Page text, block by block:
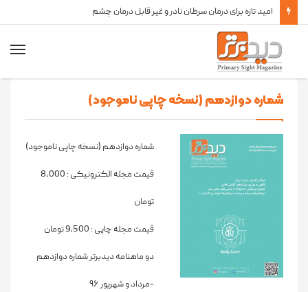
امید تازه برای درمان سرطان نادر و غیر قابل درمان چشم
شماره دوازدهم (نسخه چاپی ناموجود)
شماره دوازدهم (نسخه چاپی ناموجود)
قیمت مجله الکترونیکی : 8,000
تومان
قیمت مجله چاپی : 9,500تومان
دو ماهنامه دیدبرتر شماره دوازدهم
-مرداد و شهریور ۹۶